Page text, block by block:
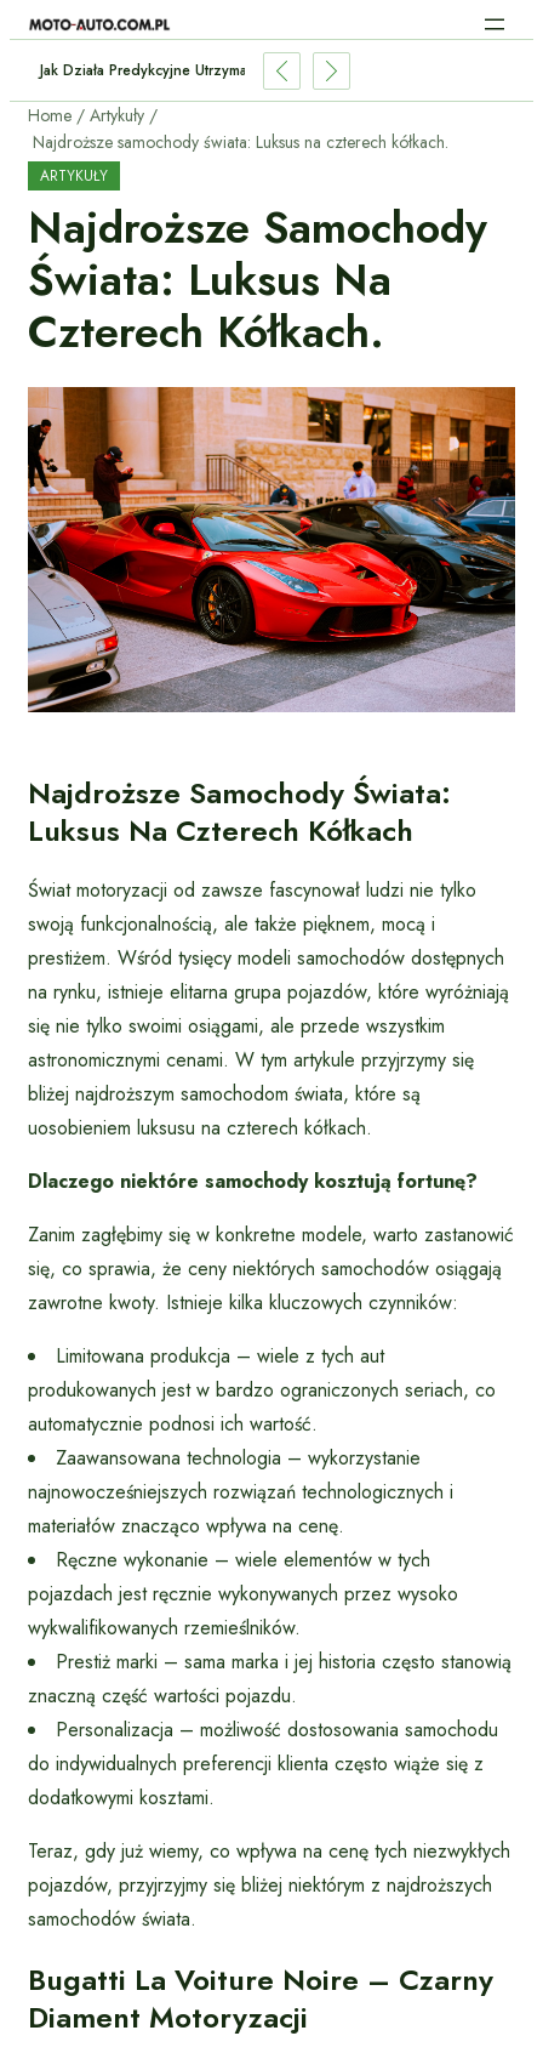
Baterii W Używanym Elektryku?
Home
Artykuły
Najdroższe samochody świata: Luksus na czterech kółkach.
ARTYKUŁY
Najdroższe Samochody
Świata: Luksus Na
Czterech Kółkach.
Najdroższe Samochody Świata:
Luksus Na Czterech Kółkach
Świat motoryzacji od zawsze fascynował ludzi nie tylko
swoją funkcjonalnością, ale także pięknem, mocą i
prestiżem. Wśród tysięcy modeli samochodów dostępnych
na rynku, istnieje elitarna grupa pojazdów, które wyróżniają
się nie tylko swoimi osiągami, ale przede wszystkim
astronomicznymi cenami. W tym artykule przyjrzymy się
bliżej najdroższym samochodom świata, które są
uosobieniem luksusu na czterech kółkach.
Dlaczego niektóre samochody kosztują fortunę?
Zanim zagłębimy się w konkretne modele, warto zastanowić
się, co sprawia, że ceny niektórych samochodów osiągają
zawrotne kwoty. Istnieje kilka kluczowych czynników:
Limitowana produkcja – wiele z tych aut
produkowanych jest w bardzo ograniczonych seriach, co
automatycznie podnosi ich wartość.
Zaawansowana technologia – wykorzystanie
najnowocześniejszych rozwiązań technologicznych i
materiałów znacząco wpływa na cenę.
Ręczne wykonanie – wiele elementów w tych
pojazdach jest ręcznie wykonywanych przez wysoko
wykwalifikowanych rzemieślników.
Prestiż marki – sama marka i jej historia często stanowią
znaczną część wartości pojazdu.
Personalizacja – możliwość dostosowania samochodu
do indywidualnych preferencji klienta często wiąże się z
dodatkowymi kosztami.
Teraz, gdy już wiemy, co wpływa na cenę tych niezwykłych
pojazdów, przyjrzyjmy się bliżej niektórym z najdroższych
samochodów świata.
Bugatti La Voiture Noire – Czarny
Diament Motoryzacji